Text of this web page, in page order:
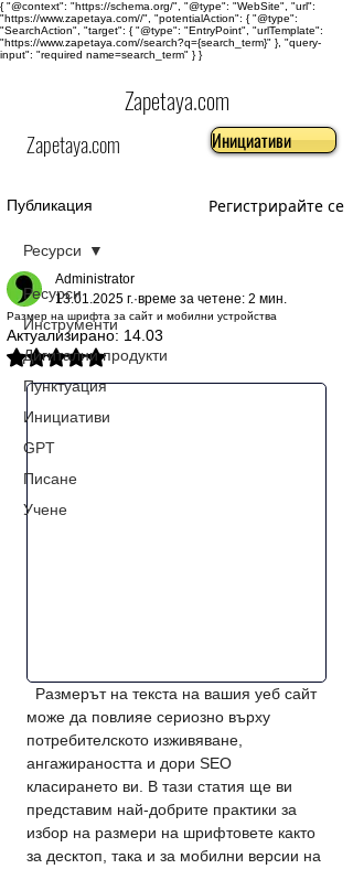
{ "@context": "https://schema.org/", "@type": "WebSite", "url":
"https://www.zapetaya.com//", "potentialAction": { "@type":
"SearchAction", "target": { "@type": "EntryPoint", "urlTemplate":
"https://www.zapetaya.com//search?q={search_term}" }, "query-
input": "required name=search_term" } }
Zapetaya.com
Zapetaya.com Инициативи
Публикация Регистрирайте се
Ресурси
Инструменти
Дигитални продукти
Пунктуация
Инициативи
GPT
Писане
Учене
Ресурси
Размер на шрифта за сайт и мобилни устройства
Administrator
13.01.2025 г. време за четене: 2 мин.
Актуализирано: 14.03
Оценено с NaN от 5 звезди.
може да повлияе сериозно върху
потребителското изживяване,
ангажираността и дори SEO
класирането ви. В тази статия ще ви
представим най-добрите практики за
избор на размери на шрифтовете както
за десктоп, така и за мобилни версии на